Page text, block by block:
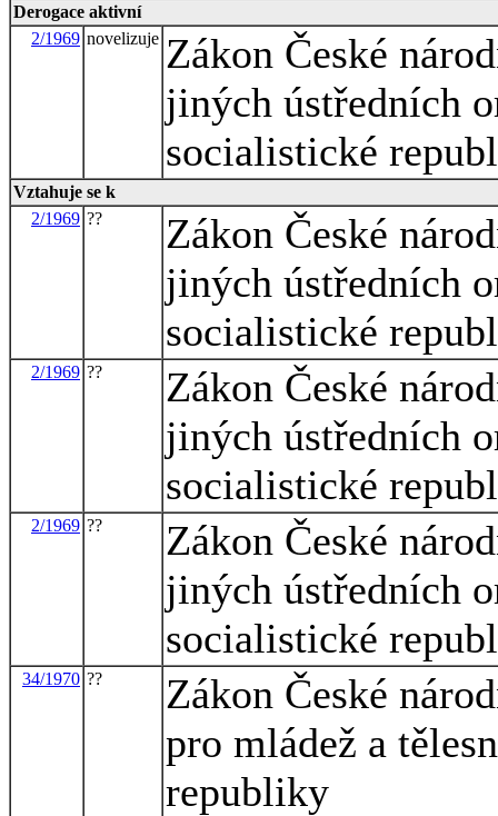
Derogace aktivní
2/1969 novelizuje Zákon České
jiných ústředních
socialistické
Vztahuje se k
2/1969 ??
Zákon České
jiných ústředních
socialistické
2/1969 ??
Zákon České
jiných ústředních
socialistické
2/1969 ??
Zákon České
jiných ústředních
socialistické
34/1970 ??
Zákon České
pro mládež a
republiky